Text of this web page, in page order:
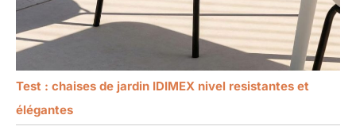
Test : chaises de jardin IDIMEX nivel resistantes et
élégantes